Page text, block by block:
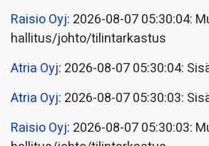
Raisio Oyj: 2026-08-07 05:30:04:
hallitus/johto/tilintarkastus
Atria Oyj: 2026-08-07 05:30:04:
Atria Oyj: 2026-08-07 05:30:03:
Raisio Oyj: 2026-08-07 05:30:03: